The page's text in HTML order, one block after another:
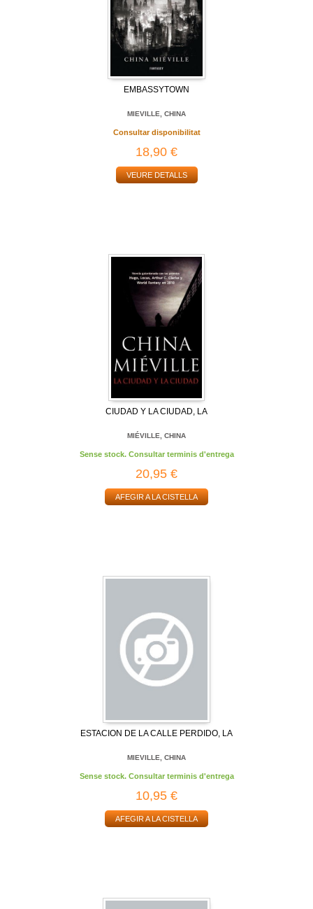
EMBASSYTOWN
MIEVILLE, CHINA
Consultar disponibilitat
18,90 €
VEURE DETALLS
CIUDAD Y LA CIUDAD, LA
MIÉVILLE, CHINA
Sense stock. Consultar terminis d'entrega
20,95 €
AFEGIR A LA CISTELLA
ESTACION DE LA CALLE PERDIDO, LA
MIEVILLE, CHINA
Sense stock. Consultar terminis d'entrega
10,95 €
AFEGIR A LA CISTELLA